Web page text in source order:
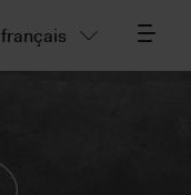
français